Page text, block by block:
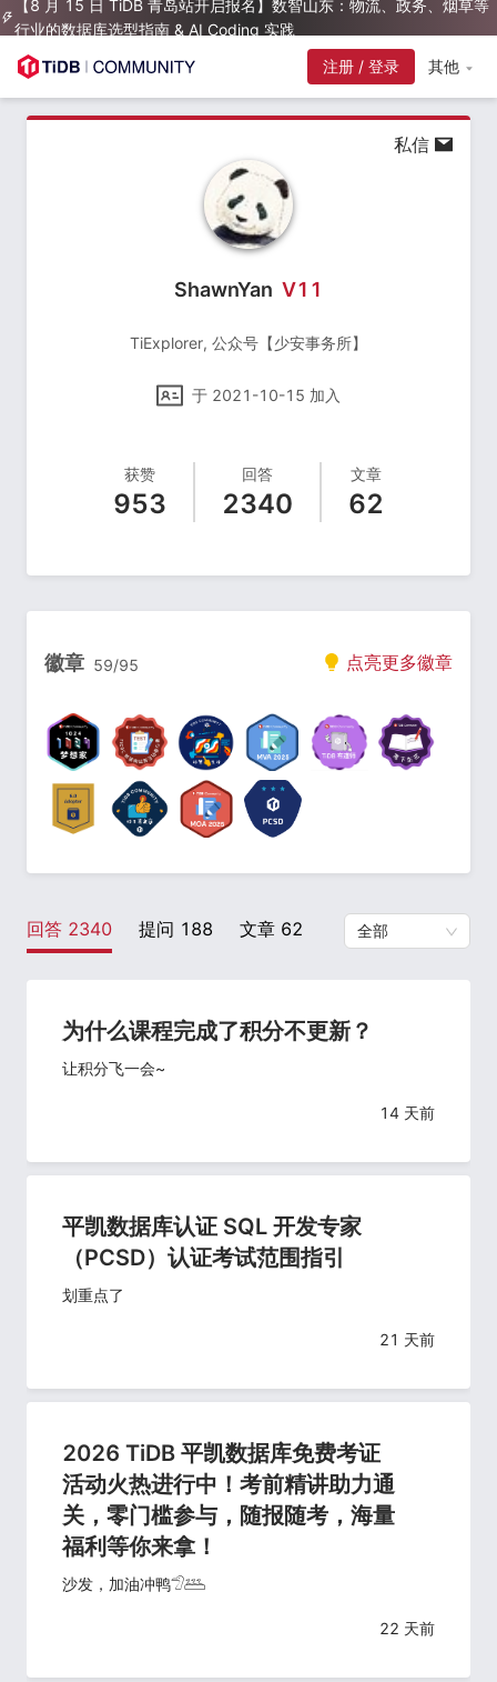
【8 月 15 日 TiDB 青岛站开启报名】数智山东：物流、政务、烟草等
行业的数据库选型指南 & AI Coding 实践
注册 / 登录
其他
私信
ShawnYan V11
TiExplorer, 公众号【少安事务所】
于 2021-10-15 加入
获赞
953
回答
2340
文章
62
徽章 59/95 点亮更多徽章
回答 2340 提问 188 文章 62 全部
为什么课程完成了积分不更新？
让积分飞一会~
14 天前
平凯数据库认证 SQL 开发专家
（PCSD）认证考试范围指引
划重点了
21 天前
2026 TiDB 平凯数据库免费考证
活动火热进行中！考前精讲助力通
关，零门槛参与，随报随考，海量
福利等你来拿！
沙发，加油冲鸭𓅿𓅹
22 天前